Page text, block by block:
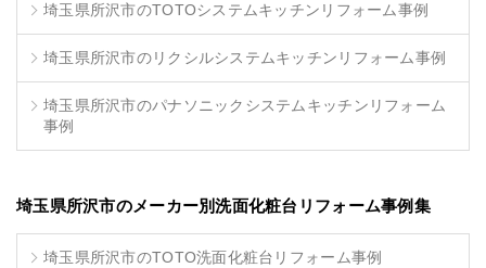
埼玉県所沢市のTOTOシステムキッチンリフォーム事例
埼玉県所沢市のリクシルシステムキッチンリフォーム事例
埼玉県所沢市のパナソニックシステムキッチンリフォーム
事例
埼玉県所沢市のメーカー別洗面化粧台リフォーム事例集
埼玉県所沢市のTOTO洗面化粧台リフォーム事例